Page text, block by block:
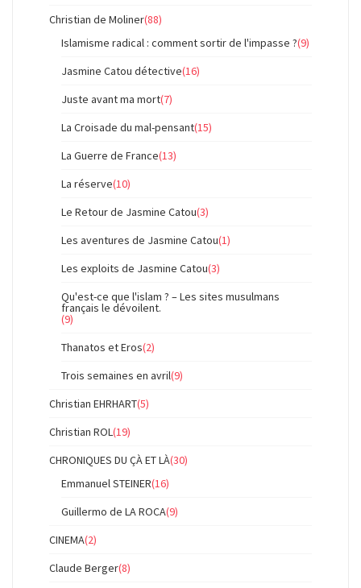
Christian de Moliner(88)
Islamisme radical : comment sortir de l'impasse ?(9)
Jasmine Catou détective(16)
Juste avant ma mort(7)
La Croisade du mal-pensant(15)
La Guerre de France(13)
La réserve(10)
Le Retour de Jasmine Catou(3)
Les aventures de Jasmine Catou(1)
Les exploits de Jasmine Catou(3)
Qu'est-ce que l'islam ? – Les sites musulmans
français le dévoilent.
(9)
Thanatos et Eros(2)
Trois semaines en avril(9)
Christian EHRHART(5)
Christian ROL(19)
CHRONIQUES DU ÇÀ ET LÀ(30)
Emmanuel STEINER(16)
Guillermo de LA ROCA(9)
CINEMA(2)
Claude Berger(8)